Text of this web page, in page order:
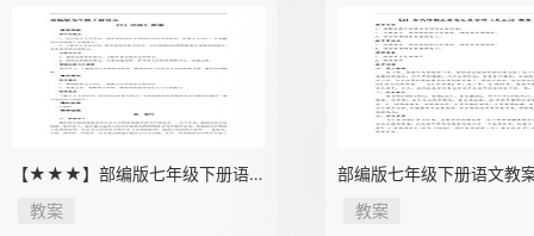
【★★★】部编版七年级下册语
文教案《25 活板》
教案
部编版七年级下册语文教
古代诗歌五首之己亥杂诗
五）》
教案